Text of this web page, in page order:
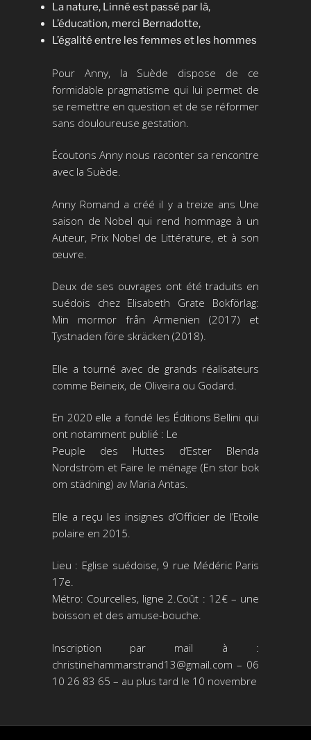
La nature, Linné est passé par là,
L’éducation, merci Bernadotte,
L’égalité entre les femmes et les hommes
Pour Anny, la Suède dispose de ce
formidable pragmatisme qui lui permet de
se remettre en question et de se réformer
sans douloureuse gestation.
Écoutons Anny nous raconter sa rencontre
avec la Suède.
Anny Romand a créé il y a treize ans Une
saison de Nobel qui rend hommage à un
Auteur, Prix Nobel de Littérature, et à son
œuvre.
Deux de ses ouvrages ont été traduits en
suédois chez Elisabeth Grate Bokförlag:
Min mormor från Armenien (2017) et
Tystnaden före skräcken (2018).
Elle a tourné avec de grands réalisateurs
comme Beineix, de Oliveira ou Godard.
En 2020 elle a fondé les Éditions Bellini qui
ont notamment publié : Le
Peuple des Huttes d’Ester Blenda
Nordström et Faire le ménage (En stor bok
om städning) av Maria Antas.
Elle a reçu les insignes d’Officier de l’Etoile
polaire en 2015.
Lieu : Eglise suédoise, 9 rue Médéric Paris
17e.
Métro: Courcelles, ligne 2.Coût : 12€ – une
boisson et des amuse-bouche.
Inscription par mail à :
christinehammarstrand13@gmail.com – 06
10 26 83 65 – au plus tard le 10 novembre